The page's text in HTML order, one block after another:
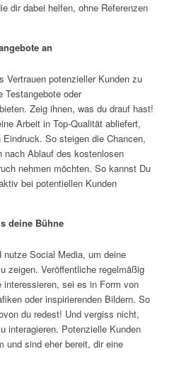
dir dabei helfen, ohne Referenzen
an
Vertrauen potenzieller Kunden zu
oder
Zeig ihnen, was du drauf hast!
Arbeit in Top-Qualität abliefert,
So steigen die Chancen,
Ablauf des kostenlosen
nehmen möchten. So kannst Du
bei potentiellen Kunden
deine Bühne
Social Media, um deine
zeigen. Veröffentliche regelmäßig
interessieren, sei es in Form von
oder inspirierenden Bildern. So
du redest! Und vergiss nicht,
interagieren. Potenzielle Kunden
und sind eher bereit, dir eine